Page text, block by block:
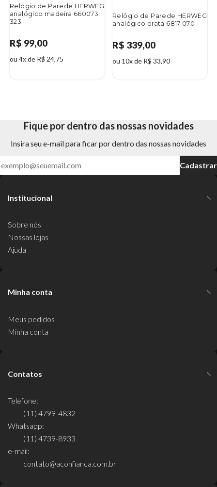
Relógio de Parede HERWEG
analógico madeira 660073
323
R$ 99,00
ou 4x de R$ 24,75
Relógio de Parede HERWEG
analógico prata 6817 070
R$ 339,00
ou 10x de R$ 33,90
Fique por dentro das nossas novidades
Insira seu e-mail para ficar por dentro das nossas novidades
Cadastrar
Institucional
Sobre nós
Nossas lojas
Ajuda
Minha conta
Meus pedidos
Minha conta
Contatos
Telefone:
(11) 4799-4832
Whatsapp:
(11) 4739-8933
e-mail:
contato@aconfianca.com.br